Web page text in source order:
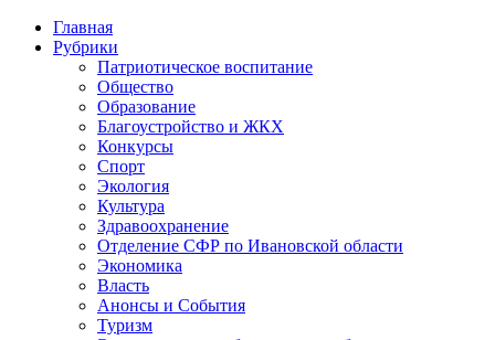
Главная
Рубрики
Патриотическое воспитание
Общество
Образование
Благоустройство и ЖКХ
Конкурсы
Спорт
Экология
Культура
Здравоохранение
Отделение СФР по Ивановской области
Экономика
Власть
Анонсы и События
Туризм